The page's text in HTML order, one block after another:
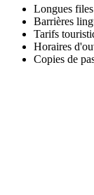
Longues
Barrières
Tarifs
Horaires
Copies de